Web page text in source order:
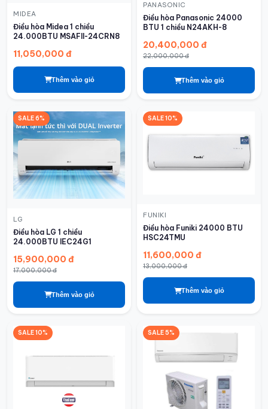
MIDEA
Điều hòa Midea 1 chiều
24.000BTU MSAFII-24CRN8
11,050,000 đ
Thêm vào giỏ
PANASONIC
Điều hòa Panasonic 24000
BTU 1 chiều N24AKH-8
20,400,000 đ
22,000,000 đ
Thêm vào giỏ
SALE 6%
LG
Điều hòa LG 1 chiều
24.000BTU IEC24G1
15,900,000 đ
17,000,000 đ
Thêm vào giỏ
SALE 10%
FUNIKI
Điều hòa Funiki 24000 BTU
HSC24TMU
11,600,000 đ
13,000,000 đ
Thêm vào giỏ
SALE 10% SALE 5%